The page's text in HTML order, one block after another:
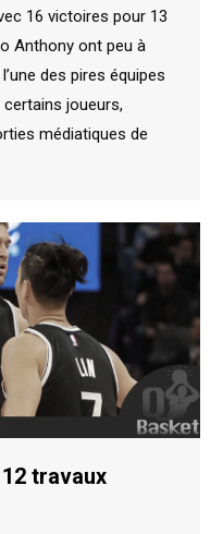
16 victoires pour 13
Anthony ont peu à
des pires équipes
certains joueurs,
médiatiques de
travaux